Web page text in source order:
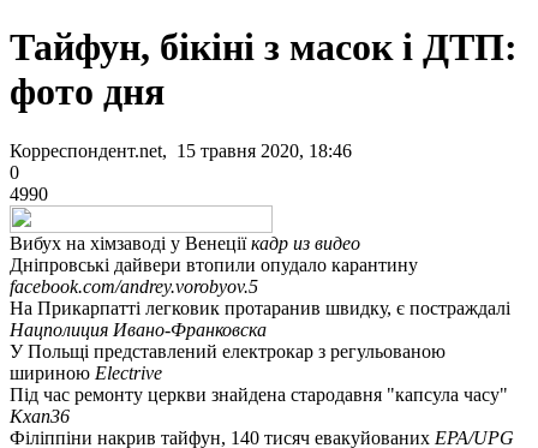
Тайфун, бікіні з масок і ДТП:
фото дня
Корреспондент.net, 15 травня 2020, 18:46
0
4990
Вибух на хімзаводі у Венеціїкадр из видео
Дніпровські дайвери втопили опудало карантину
facebook.com/andrey.vorobyov.5
На Прикарпатті легковик протаранив швидку, є постраждалі
Нацполиция Ивано-Франковска
У Польщі представлений електрокар з регульованою
шириною Electrive
Під час ремонту церкви знайдена стародавня "капсула часу"
Kxan36
Філіппіни накрив тайфун, 140 тисяч евакуйованих EPA/UPG